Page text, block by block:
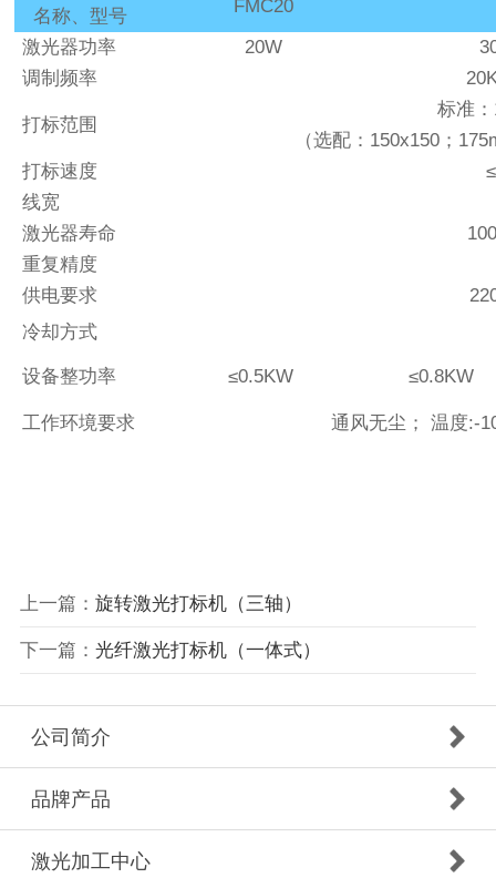
名称、型号
FMC20
激光器功率 20W
调制频率
打标范围
标准
（选配：150x150；
打标速度
≤
线宽
激光器寿命
重复精度
供电要求
冷却方式
设备整功率 ≤0.5KW ≤0.8KW
工作环境要求 通风无尘； 温度:-
上一篇： 旋转激光打标机（三轴）
下一篇： 光纤激光打标机（一体式）
公司简介
品牌产品
激光加工中心